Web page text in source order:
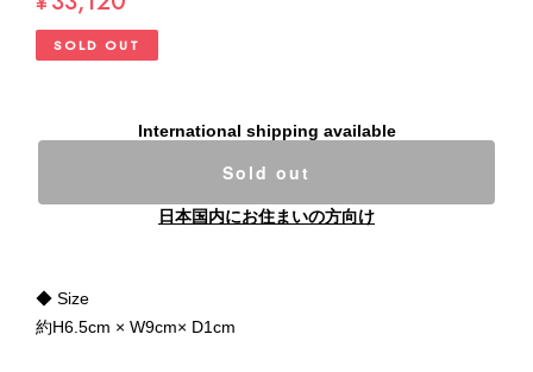
SOLD OUT
International shipping available
Sold out
日本国内にお住まいの方向け
◆ Size
約H6.5cm × W9cm× D1cm